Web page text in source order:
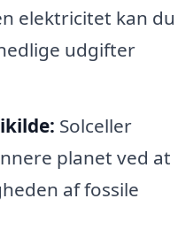
elektricitet kan du
udgifter
Solceller
planet ved at
af fossile